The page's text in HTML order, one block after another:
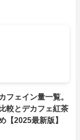
フェイン量一覧。
較とデカフェ紅茶
【2025最新版】